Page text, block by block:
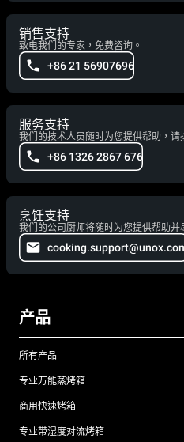
销售支持
致电我们的专家，免费咨询。
+86 21 56907696
服务支持
我们的技术人员随时为您提供帮助，请
+86 1326 2867 676
烹饪支持
我们的公司厨师将随时为您提供帮助并
产品
所有产品
专业万能蒸烤箱
商用快速烤箱
专业带湿度对流烤箱